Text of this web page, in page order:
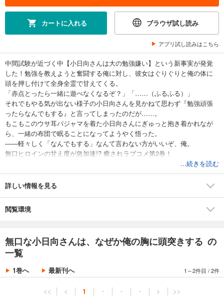
カートに入れる ブラウザ試し読み
アプリ試し読みはこちら
中間試験が近づく中【小日向さんは大の勉強嫌い】という新事実が発覚
した！勉強を教えようと奮闘する俺に対し、彼女はぐりぐりと俺の体に
頭を押し付けて全身全霊で甘えてくる。
「赤点とったら一緒に遊べなくなるぞ？」「……（ふるふる）」
それでもやる気が出ない様子の小日向さんを見かねて思わず『勉強頑張
ったらなんでもする』と言ってしまったのだが……。
もこもこのウサ耳パジャマを着た小日向さんにぎゅっと抱き着かれなが
ら、一緒の布団で眠ることになってようやく悟った。
――軽々しく「なんでもする」なんて言わない方がいいぞ、俺。
無口ヒロインの甘え度が急加速!? 癒されラブコメ第2巻！
...続きを読む
詳しい情報を見る
閲覧環境
無口な小日向さんは、なぜか俺の胸に頭突きする の
一覧
1巻へ 最新刊へ 1～2件目 /2件
<< < 1 ・ ・ ・ > >>